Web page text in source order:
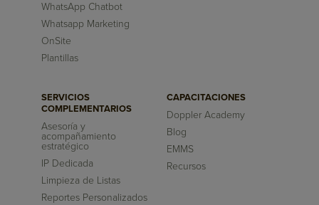
WhatsApp Chatbot
Whatsapp Marketing
OnSite
Plantillas
SERVICIOS
COMPLEMENTARIOS
Asesoría y
acompañamiento
estratégico
IP Dedicada
Limpieza de Listas
Reportes Personalizados
CAPACITACIONES
Doppler Academy
Blog
EMMS
Recursos